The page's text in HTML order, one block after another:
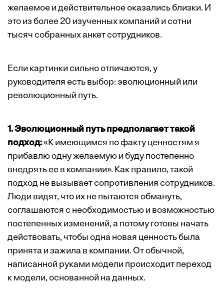
желаемое и действительное оказались близки. И
это из более 20 изученных компаний и сотни
тысяч собранных анкет сотрудников.
Если картинки сильно отличаются, у
руководителя есть выбор: эволюционный или
революционный путь.
1. Эволюционный путь предполагает такой
подход:«К имеющимся по факту ценностям я
прибавлю одну желаемую и буду постепенно
внедрять ее в компании». Как правило, такой
подход не вызывает сопротивления сотрудников.
Люди видят, что их не пытаются обмануть,
соглашаются с необходимостью и возможностью
постепенных изменений, а потому готовы начать
действовать, чтобы одна новая ценность была
принята и зажила в компании. От обычной,
написанной руками модели происходит переход
к модели, основанной на данных.